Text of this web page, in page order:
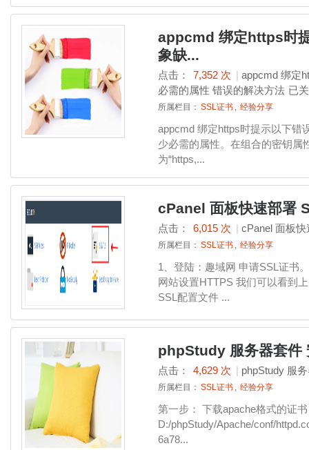
appcmd 绑定https时
象缺...
点击： 7,352 次 | appcmd 绑定
必需的属性 错误的解决方法 已
所属栏目： SSL证书 , 经验分享
appcmd 绑定https时提示以下错
少必需的属性。在组合的密钥属
为“https,...
cPanel 面板快速部署
点击： 6,015 次 | cPanel 面板
所属栏目： SSL证书 , 经验分享
1、登陆：趣域网 申请SSL证书
网站设置HTTPS 我们可以看到
SSL配置文件 ...
phpStudy 服务器套件
点击： 4,629 次 | phpStudy 服
所属栏目： SSL证书 , 经验分享
第一步： 下载apache格式的证
D:/phpStudy/Apache/conf/
6a78...